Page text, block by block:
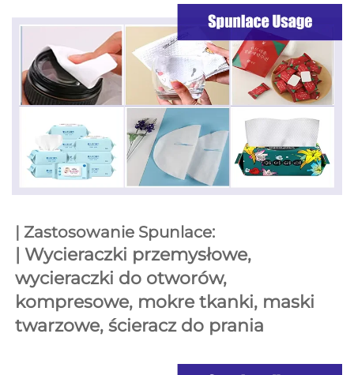
| Zastosowanie Spunlace:
| Wycieraczki przemysłowe,
wycieraczki do otworów,
kompresowe, mokre tkanki, maski
twarzowe, ścieracz do prania